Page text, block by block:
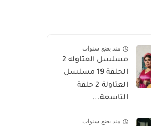
منذ بضع سنوات
مسلسل العتاوله 2
الحلقة 19 مسلسل
العتاولة 2 حلقة
التاسعة...
منذ بضع سنوات